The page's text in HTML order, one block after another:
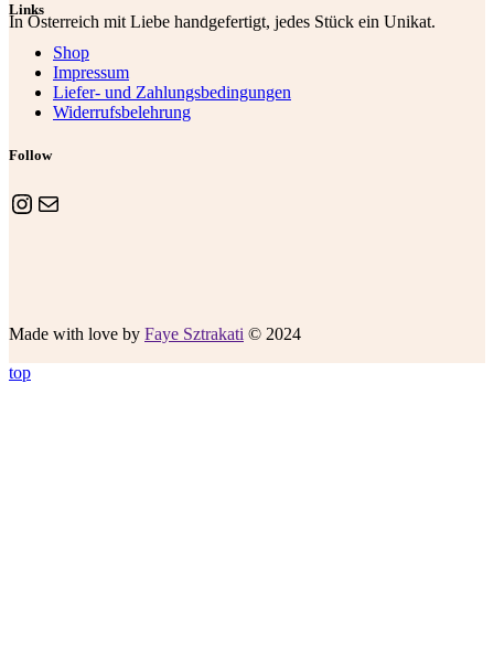
In Österreich mit Liebe handgefertigt, jedes Stück ein Unikat.
Links
Shop
Impressum
Liefer- und Zahlungsbedingungen
Widerrufsbelehrung
Follow
Instagram
E-Mail
Made with love by Faye Sztrakati © 2024
top